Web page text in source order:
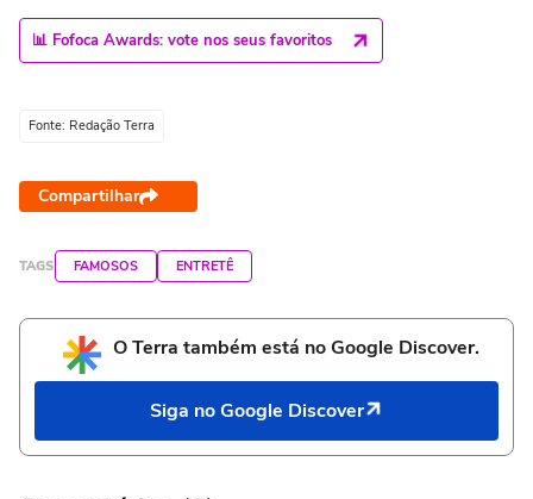
📊 Fofoca Awards: vote nos seus favoritos
Fonte: Redação Terra
Compartilhar
TAGS FAMOSOS ENTRETÊ
O Terra também está no Google Discover.
Siga no Google Discover